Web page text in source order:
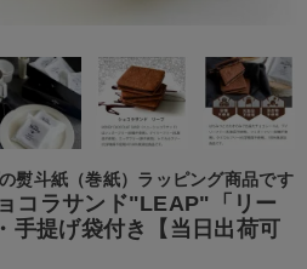
熨斗紙（巻紙）ラッピング商品です
コラサンド"LEAP"「リー
手提げ袋付き【当日出荷可